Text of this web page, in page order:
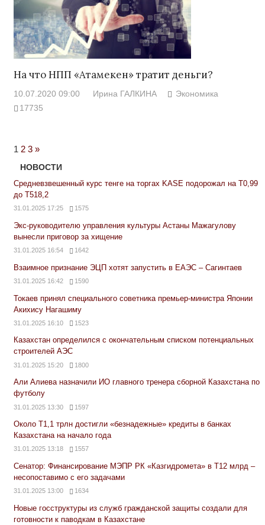
На что НПП «Атамекен» тратит деньги?
10.07.2020 09:00 Ирина ГАЛКИНА
Экономика
17735
1 2 3 Next
Posts
»
НОВОСТИ
Средневзвешенный курс тенге на торгах KASE подорожал на Т0,99
до Т518,2
31.01.2025 17:25 1575
Экс-руководителю управления культуры Астаны Мажагулову
вынесли приговор за хищение
31.01.2025 16:54 1642
Взаимное признание ЭЦП хотят запустить в ЕАЭС – Сагинтаев
31.01.2025 16:42 1590
Токаев принял специального советника премьер-министра Японии
Акихису Нагашиму
31.01.2025 16:10 1523
Казахстан определился с окончательным списком потенциальных
строителей АЭС
31.01.2025 15:20 1800
Али Алиева назначили ИО главного тренера сборной Казахстана по
футболу
31.01.2025 13:30 1597
Около Т1,1 трлн достигли «безнадежные» кредиты в банках
Казахстана на начало года
31.01.2025 13:18 1557
Сенатор: Финансирование МЭПР РК «Казгидромета» в Т12 млрд –
несопоставимо с его задачами
31.01.2025 13:00 1634
Новые госструктуры из служб гражданской защиты создали для
готовности к паводкам в Казахстане